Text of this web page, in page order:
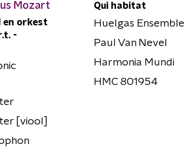
Mozart
en orkest
-
[viool]
Qui habitat
Huelgas Ensemble
Paul Van Nevel
Harmonia Mundi
HMC 801954